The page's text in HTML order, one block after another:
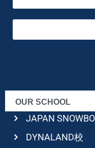
OUR SCHOOL
JAPAN
DYNALAND校